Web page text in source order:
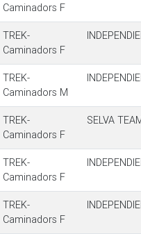
Caminadors F
TREK-
Caminadors F
TREK-
Caminadors M
TREK-
Caminadors F
SELVA
TREK-
Caminadors F
TREK-
Caminadors F